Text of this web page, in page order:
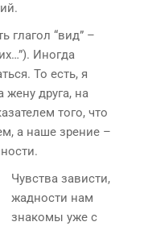
глагол “вид” –
Иногда
То есть, я
жену друга, на
того, что
а наше зрение –
Чувства зависти,
жадности нам
знакомы уже с